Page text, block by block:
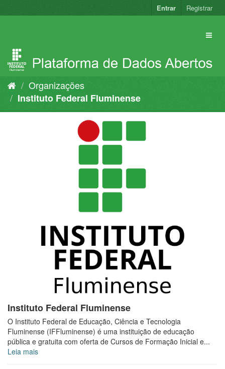
para
Entrar Registrar
Organizações
Instituto Federal Fluminense
Instituto Federal Fluminense
O Instituto Federal de Educação, Ciência e Tecnologia
Fluminense (IFFluminense) é uma instituição de educação
pública e gratuita com oferta de Cursos de Formação Inicial e...
Leia mais